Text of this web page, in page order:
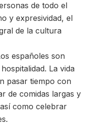
de todo el
y expresividad, el
de la cultura
españoles son
La vida
pasar tiempo con
de comidas largas y
como celebrar